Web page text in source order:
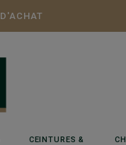
CEINTURES &